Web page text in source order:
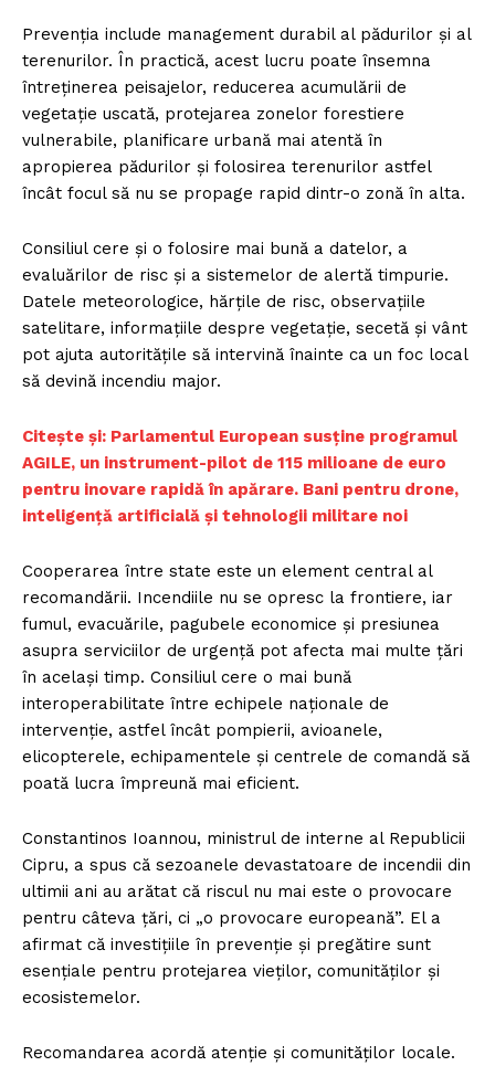
Prevenția include management durabil al pădurilor și al
terenurilor. În practică, acest lucru poate însemna
întreținerea peisajelor, reducerea acumulării de
vegetație uscată, protejarea zonelor forestiere
vulnerabile, planificare urbană mai atentă în
apropierea pădurilor și folosirea terenurilor astfel
încât focul să nu se propage rapid dintr-o zonă în alta.
Consiliul cere și o folosire mai bună a datelor, a
evaluărilor de risc și a sistemelor de alertă timpurie.
Datele meteorologice, hărțile de risc, observațiile
satelitare, informațiile despre vegetație, secetă și vânt
pot ajuta autoritățile să intervină înainte ca un foc local
să devină incendiu major.
Citește și: ​Parlamentul European susține programul
AGILE, un instrument-pilot de 115 milioane de euro
pentru inovare rapidă în apărare. Bani pentru drone,
inteligență artificială și tehnologii militare noi
Cooperarea între state este un element central al
recomandării. Incendiile nu se opresc la frontiere, iar
fumul, evacuările, pagubele economice și presiunea
asupra serviciilor de urgență pot afecta mai multe țări
în același timp. Consiliul cere o mai bună
interoperabilitate între echipele naționale de
intervenție, astfel încât pompierii, avioanele,
elicopterele, echipamentele și centrele de comandă să
poată lucra împreună mai eficient.
Constantinos Ioannou, ministrul de interne al Republicii
Cipru, a spus că sezoanele devastatoare de incendii din
ultimii ani au arătat că riscul nu mai este o provocare
pentru câteva țări, ci „o provocare europeană”. El a
afirmat că investițiile în prevenție și pregătire sunt
esențiale pentru protejarea vieților, comunităților și
ecosistemelor.
Recomandarea acordă atenție și comunităților locale.